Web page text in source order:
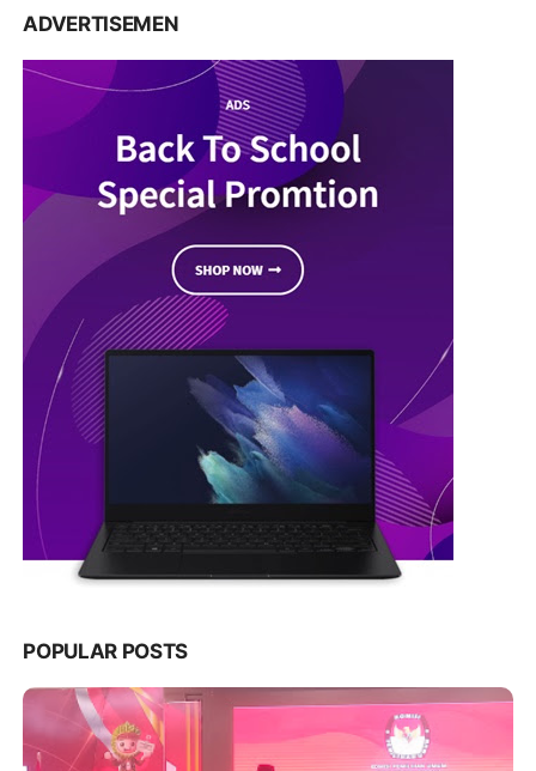
ADVERTISEMEN
POPULAR POSTS